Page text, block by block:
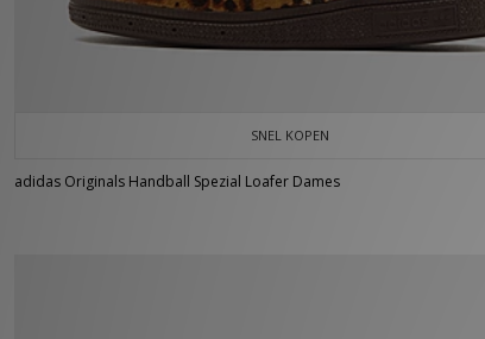
SNEL KOPEN
adidas Originals Handball Spezial Loafer Dames